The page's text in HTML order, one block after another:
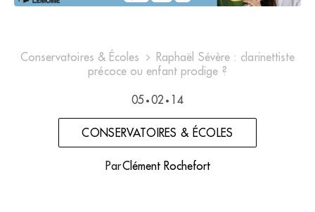
Conservatoires & Écoles
Raphaël Sévère : clarinettiste
précoce ou enfant prodige ?
05 • 02 • 14
CONSERVATOIRES & ÉCOLES
ParClément Rochefort